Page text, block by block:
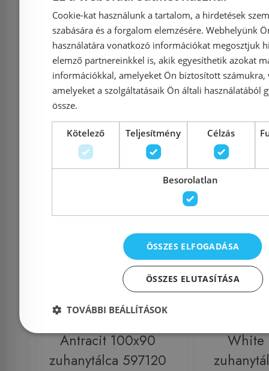
Azonosító: 180795
Cikkszám: 7144NE
106 680 Ft
Kosárba
Kolpa-San Moonwalk LM
Antracit 100x90
zuhanytálca 597120
Rendelésre
White
Cookie-kat használunk a tartalom, a hirdetések
szabására és a forgalom elemzésére. Webhelyünk
használatára vonatkozó információkat megosztjuk
elemző partnereinkkel is, akik egyesíthetik azokat
információkkal, amelyeket Ön biztosított számukra,
amelyeket a szolgáltatásaik Ön általi használatából
össze.
Kötelező Teljesítmény Célzás
Besorolatlan
ÖSSZES ELFOGADÁSA
ÖSSZES ELUTASÍTÁSA
TOVÁBBI BEÁLLÍTÁSOK